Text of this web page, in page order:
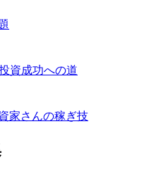
資成功への道
家さんの稼ぎ技